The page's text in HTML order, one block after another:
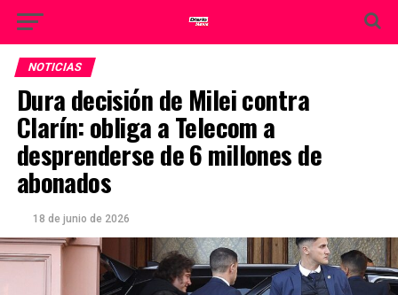
NOTICIAS
Dura decisión de Milei contra
Clarín: obliga a Telecom a
desprenderse de 6 millones de
abonados
18 de junio de 2026